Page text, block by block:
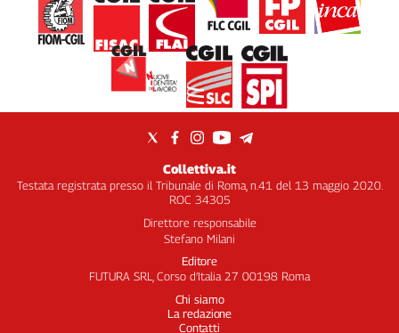
Collettiva.it
Testata registrata presso il Tribunale di Roma, n.41 del 13 maggio 2020.
ROC 34305
Direttore responsabile
Stefano Milani
Editore
FUTURA SRL, Corso d’Italia 27 00198 Roma
Chi siamo
La redazione
Contatti